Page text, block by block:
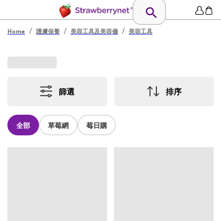
Home / 護膚保養 / 美容工具及美容儀 / 美容工具
篩選 排序
全部 草莓網 莓日購